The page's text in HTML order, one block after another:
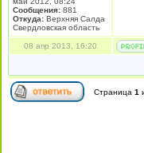
Сообщения: 881
Откуда: Верхняя Салда
Свердловская область
08 апр 2013, 16:20
Страница 1